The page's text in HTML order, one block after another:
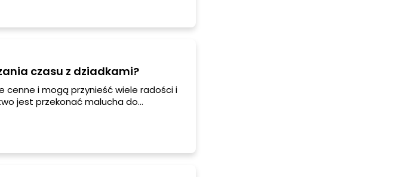
czasu z dziadkami?
cenne i mogą przynieść wiele radości i
jest przekonać malucha do